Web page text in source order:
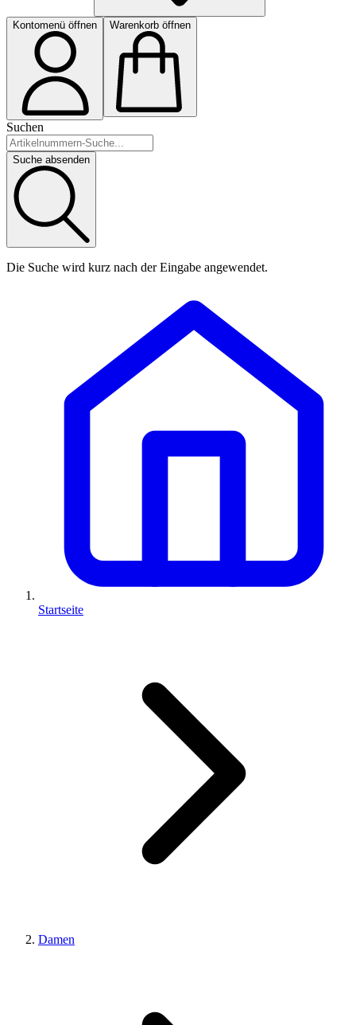
Kontomenü öffnen Warenkorb öffnen
Suchen
Suche absenden
Die Suche wird kurz nach der Eingabe angewendet.
Startseite
Damen